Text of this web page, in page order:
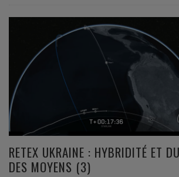
RETEX UKRAINE : HYBRIDITÉ ET
DES MOYENS (3)